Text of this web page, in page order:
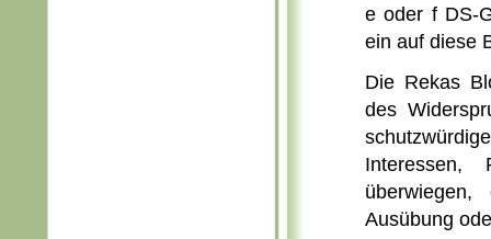
e oder f DS-
ein auf diese
Die Rekas
des
Interessen,
Ausübung